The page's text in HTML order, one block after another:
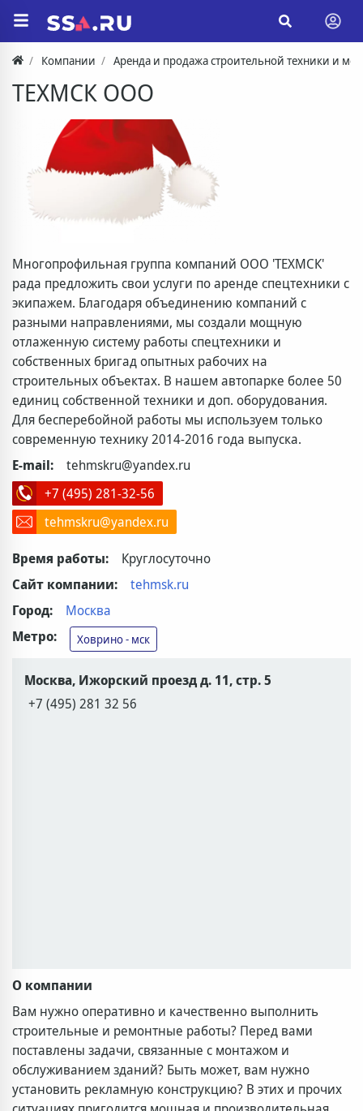
Компании Аренда и продажа строительной техники и
ТЕХМСК ООО
Многопрофильная группа компаний ООО 'ТЕХМСК'
рада предложить свои услуги по аренде спецтехники с
экипажем. Благодаря объединению компаний с
разными направлениями, мы создали мощную
отлаженную систему работы спецтехники и
собственных бригад опытных рабочих на
строительных объектах. В нашем автопарке более 50
единиц собственной техники и доп. оборудования.
Для бесперебойной работы мы используем только
современную технику 2014-2016 года выпуска.
E-mail:
tehmskru@yandex.ru
+7 (495) 281-32-56
tehmskru@yandex.ru
Время работы:
Круглосуточно
Сайт компании:
tehmsk.ru
Город:
Москва
Метро:
Ховрино - мск
Москва, Ижорский проезд д. 11, стр. 5
+7 (495) 281 32 56
О компании
Вам нужно оперативно и качественно выполнить
строительные и ремонтные работы? Перед вами
поставлены задачи, связанные с монтажом и
обслуживанием зданий? Быть может, вам нужно
установить рекламную конструкцию? В этих и прочих